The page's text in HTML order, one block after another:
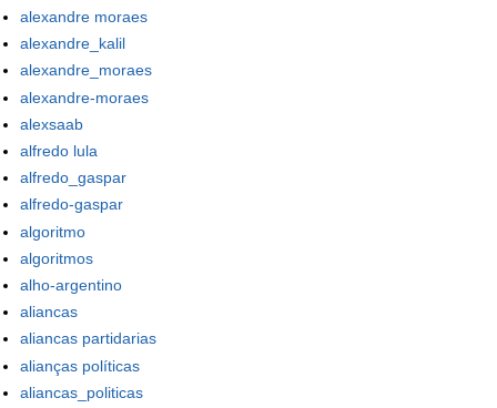
alexandre moraes
alexandre_kalil
alexandre_moraes
alexandre-moraes
alexsaab
alfredo lula
alfredo_gaspar
alfredo-gaspar
algoritmo
algoritmos
alho-argentino
aliancas
aliancas partidarias
alianças políticas
aliancas_politicas